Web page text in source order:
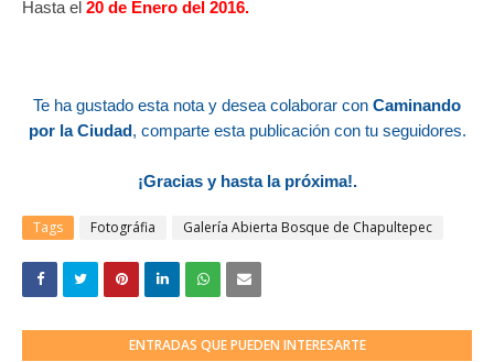
Hasta el 20 de Enero del 2016.
Te ha gustado esta nota y desea colaborar con Caminando
por la Ciudad, comparte esta publicación con tu seguidores.
¡Gracias y hasta la próxima!.
Tags Fotográfia Galería Abierta Bosque de Chapultepec
ENTRADAS QUE PUEDEN INTERESARTE